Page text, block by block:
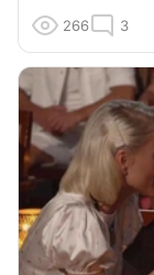
266 3